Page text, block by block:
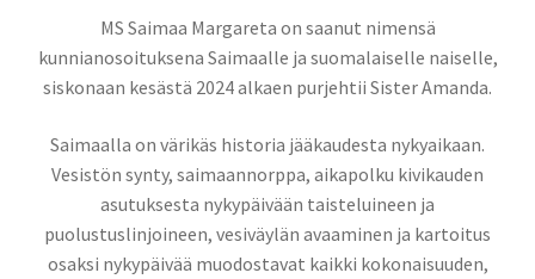
MS Saimaa Margareta on saanut nimensä
kunnianosoituksena Saimaalle ja suomalaiselle naiselle,
siskonaan kesästä 2024 alkaen purjehtii Sister Amanda.
Saimaalla on värikäs historia jääkaudesta nykyaikaan.
Vesistön synty, saimaannorppa, aikapolku kivikauden
asutuksesta nykypäivään taisteluineen ja
puolustuslinjoineen, vesiväylän avaaminen ja kartoitus
osaksi nykypäivää muodostavat kaikki kokonaisuuden,